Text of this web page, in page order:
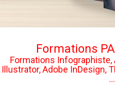
Formations
Formations Infographiste,
Illustrator, Adobe InDesign,
...